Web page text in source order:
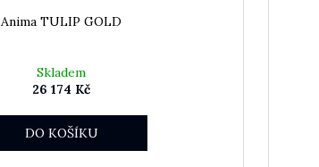
Anima TULIP GOLD
Skladem
26 174 Kč
DO KOŠÍKU